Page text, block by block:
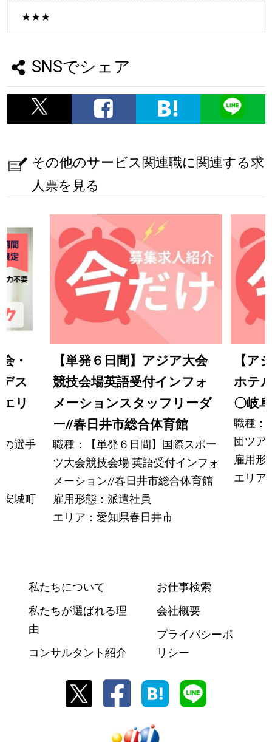
★★★
SNSでシェア
その他のサービス関連職に関連する求
人票を見る
・
ス
リ
の選手
安城町
【単発６日間】アジア大会
競技会場英語受付インフォ
メーションスタッフリーダ
ー//春日井市総合体育館
職種：【単発６日間】国際スポー
ツ大会競技会場 英語受付インフォ
メーション//春日井市総合体育館
雇用形態：派遣社員
エリア：愛知県春日井市
【ア
ホテ
〇岐
職種：
団ツア
雇用形
エリア
私たちについて
私たちが選ばれる理
由
コンサルタント紹介
お仕事検索
会社概要
プライバシーポ
リシー